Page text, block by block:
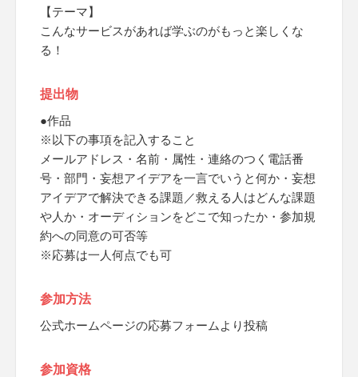
【テーマ】
こんなサービスがあれば学ぶのがもっと楽しくな
る！
提出物
●作品
※以下の事項を記入すること
メールアドレス・名前・属性・連絡のつく電話番
号・部門・妄想アイデアを一言でいうと何か・妄想
アイデアで解決できる課題／救える人はどんな課題
や人か・オーディションをどこで知ったか・参加規
約への同意の可否等
※応募は一人何点でも可
参加方法
公式ホームページの応募フォームより投稿
参加資格